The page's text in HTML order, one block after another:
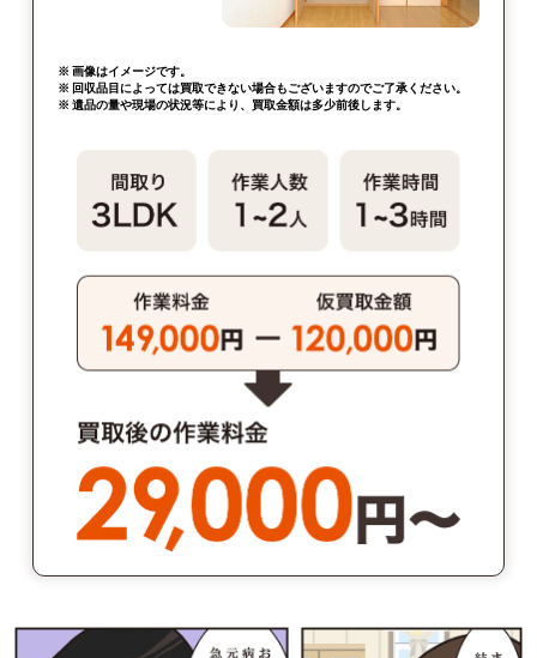
※ 画像はイメージです。
※ 回収品目によっては買取できない場合もございますのでご了承ください。
※ 遺品の量や現場の状況等により、買取金額は多少前後します。